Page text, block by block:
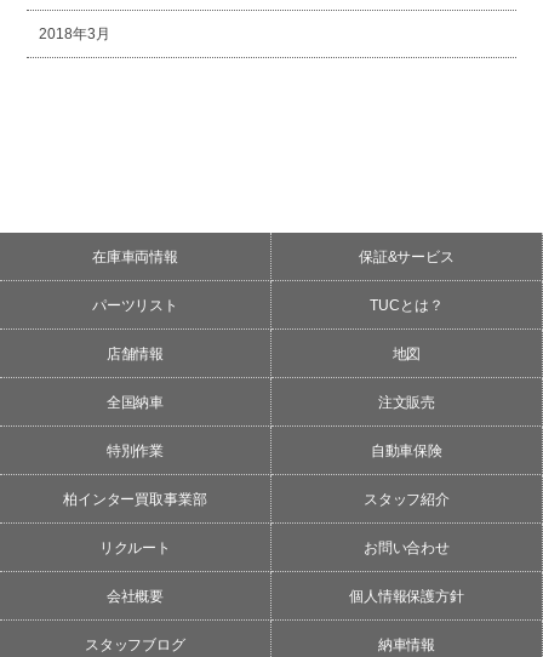
2018年3月
在庫車両情報 保証&サービス
パーツリスト TUCとは？
店舗情報 地図
全国納車 注文販売
特別作業 自動車保険
柏インター買取事業部 スタッフ紹介
リクルート お問い合わせ
会社概要 個人情報保護方針
スタッフブログ 納車情報